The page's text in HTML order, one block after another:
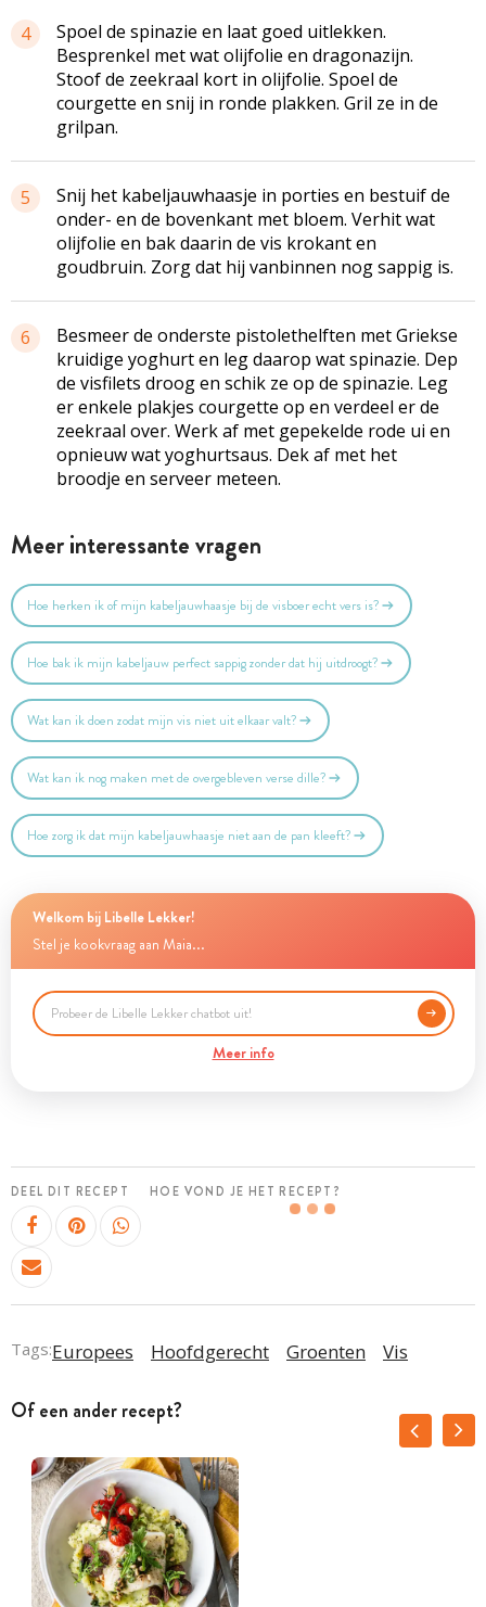
4
Spoel de spinazie en laat goed uitlekken.
Besprenkel met wat olijfolie en dragonazijn.
Stoof de zeekraal kort in olijfolie. Spoel de
courgette en snij in ronde plakken. Gril ze in de
grilpan.
5
Snij het kabeljauwhaasje in porties en bestuif de
onder- en de bovenkant met bloem. Verhit wat
olijfolie en bak daarin de vis krokant en
goudbruin. Zorg dat hij vanbinnen nog sappig is.
6
Besmeer de onderste pistolethelften met Griekse
kruidige yoghurt en leg daarop wat spinazie. Dep
de visfilets droog en schik ze op de spinazie. Leg
er enkele plakjes courgette op en verdeel er de
zeekraal over. Werk af met gepekelde rode ui en
opnieuw wat yoghurtsaus. Dek af met het
broodje en serveer meteen.
Meer interessante vragen
Hoe herken ik of mijn kabeljauwhaasje bij de visboer echt vers is?
Hoe bak ik mijn kabeljauw perfect sappig zonder dat hij uitdroogt?
Wat kan ik doen zodat mijn vis niet uit elkaar valt?
Wat kan ik nog maken met de overgebleven verse dille?
Hoe zorg ik dat mijn kabeljauwhaasje niet aan de pan kleeft?
Welkom bij Libelle Lekker!
Stel je kookvraag aan Maia...
Meer info
DEEL DIT RECEPT HOE VOND JE HET RECEPT?
Tags:Europees Hoofdgerecht Groenten Vis
Of een ander recept?